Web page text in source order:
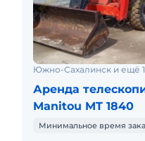
Южно-Сахалинск и ещё
Аренда
Manitou MT 1840
Минимальное время